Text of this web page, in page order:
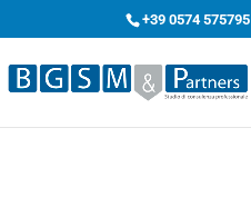
+39 0574 575795